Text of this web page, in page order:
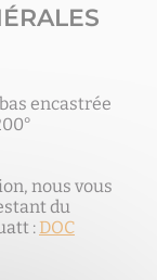
encastrée
nous vous
du
: DOC